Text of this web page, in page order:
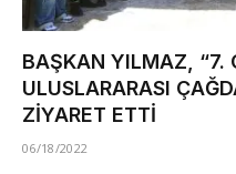
BAŞKAN YILMAZ, “7.
ULUSLARARASI
ZİYARET ETTİ
06/18/2022